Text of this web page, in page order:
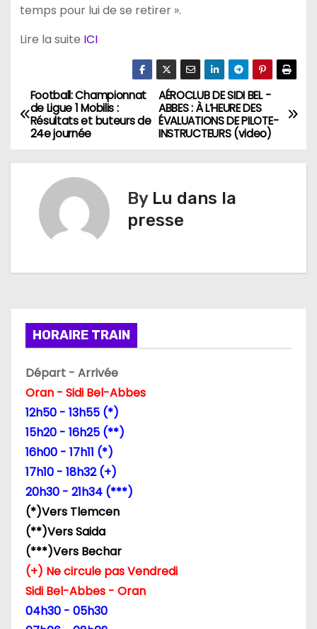
temps pour lui de se retirer ».
Lire la suite ICI
N
a
v
t
o
n
d
e
a
r
t
AÉROCLUB DE SIDI BEL -
ABBES : À L’HEURE DES
ÉVALUATIONS DE PILOTE-
INSTRUCTEURS (video)
Football: Championnat
de Ligue 1 Mobilis :
Résultats et buteurs de
24e journée
By Lu dans la
presse
HORAIRE TRAIN
Départ - Arrivée
Oran - Sidi Bel-Abbes
12h50 - 13h55 (*)
15h20 - 16h25 (**)
16h00 - 17h11 (*)
17h10 - 18h32 (+)
20h30 - 21h34 (***)
(*)Vers Tlemcen
(**)Vers Saida
(***)Vers Bechar
(+) Ne circule pas Vendredi
Sidi Bel-Abbes - Oran
04h30 - 05h30